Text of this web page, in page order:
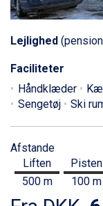
Lejlighed
Faciliteter
Håndklæder
Sengetøj
Ski
Afstande
Liften
500 m
Pisten
100 m